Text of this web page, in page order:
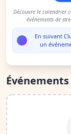
Découvre le calendrier
événements de
En suivant
un